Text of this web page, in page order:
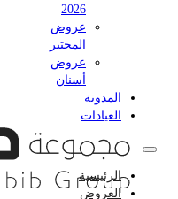
عروض
المختبر
عروض
أسنان
المدونة
العيادات
الرئيسية
العروض